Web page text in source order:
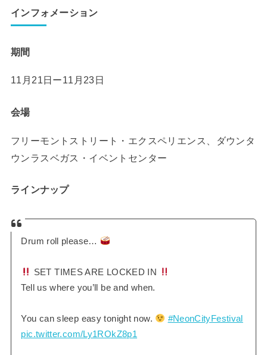
インフォメーション
期間
11月21日ー11月23日
会場
フリーモントストリート・エクスペリエンス、ダウンタ
ウンラスベガス・イベントセンター
ラインナップ
Drum roll please…
SET TIMES ARE LOCKED IN
Tell us where you’ll be and when.
You can sleep easy tonight now.
#NeonCityFestival
pic.twitter.com/Ly1ROkZ8p1